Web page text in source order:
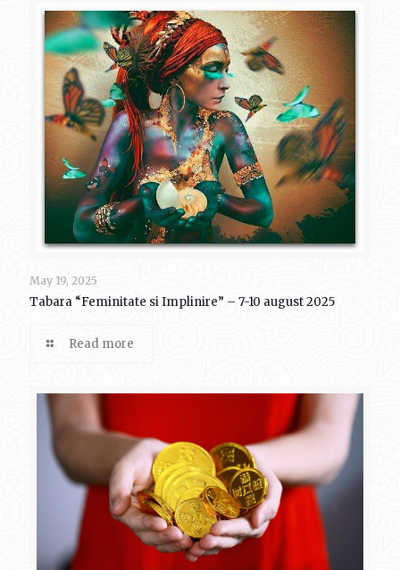
May 19, 2025
Tabara “Feminitate si Implinire” – 7-10 august 2025
Read more